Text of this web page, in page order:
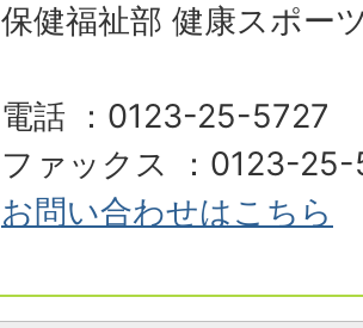
保健福祉部 健康スポー
電話 ：0123-25-5727
ファックス ：0123-
お問い合わせはこちら